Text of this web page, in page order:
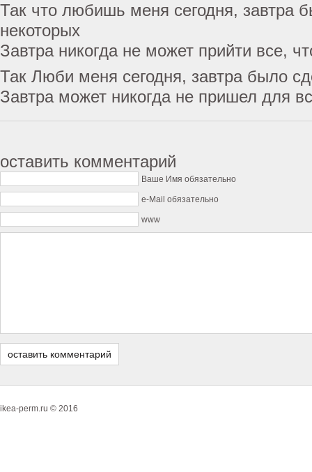
Так что любишь меня сегодня, завтра
некоторых
Завтра никогда не может прийти все,
Так Люби меня сегодня, завтра было
Завтра может никогда не пришел для
оставить комментарий
Ваше Имя обязательно
e-Mail обязательно
www
ikea-perm.ru © 2016